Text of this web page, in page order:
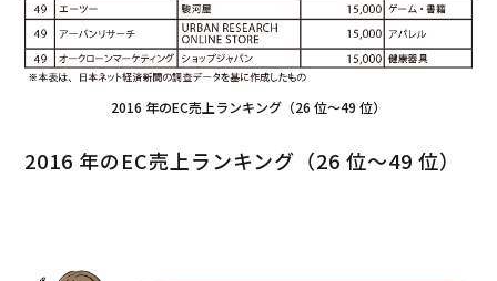
2016 年のEC売上ランキング（26 位～49 位）
2016 年のEC売上ランキング（26 位～49 位）